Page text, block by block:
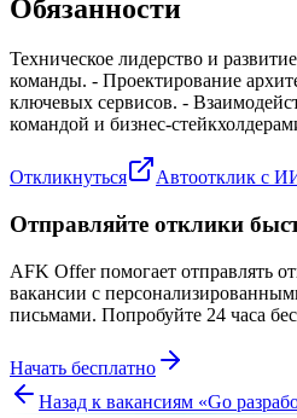
Обязанности
Техническое лидерство и
команды. - Проектирование
ключевых сервисов. -
командой и бизнес-
Откликнуться Автоотклик с
Отправляйте отклики
AFK Offer помогает отправлять
вакансии с
письмами. Попробуйте 24 часа
Начать бесплатно
Назад к вакансиям «Go